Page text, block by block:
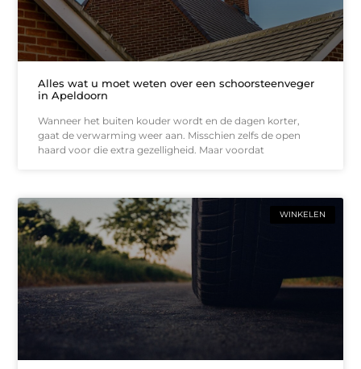
Alles wat u moet weten over een schoorsteenveger
in Apeldoorn
Wanneer het buiten kouder wordt en de dagen korter,
gaat de verwarming weer aan. Misschien zelfs de open
haard voor die extra gezelligheid. Maar voordat
WINKELEN